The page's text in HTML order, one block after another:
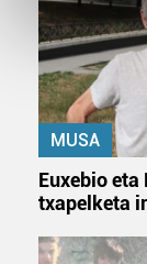
Find out more
and set your
Guk eta gure
prozesatzen
teknologia
neurtzeko,
erabiltzen
MUSA
Euxebio
txapelketa